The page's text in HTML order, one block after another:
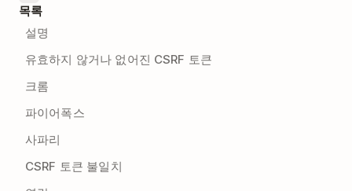
목록
설명
유효하지 않거나 없어진 CSRF 토큰
크롬
파이어폭스
사파리
CSRF 토큰 불일치